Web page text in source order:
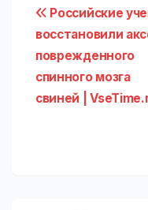
по
записям
Российские
восстановили
поврежденного
спинного мозга
свиней |